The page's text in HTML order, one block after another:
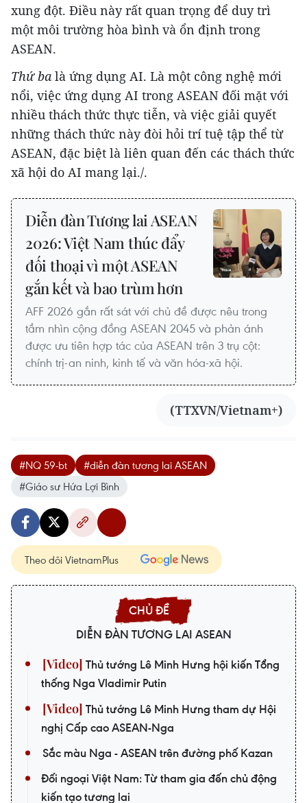
xung đột. Điều này rất quan trọng để duy trì
một môi trường hòa bình và ổn định trong
ASEAN.
Thứ balà ứng dụng AI. Là một công nghệ mới
nổi, việc ứng dụng AI trong ASEAN đối mặt với
nhiều thách thức thực tiễn, và việc giải quyết
những thách thức này đòi hỏi trí tuệ tập thể từ
ASEAN, đặc biệt là liên quan đến các thách thức
xã hội do AI mang lại./.
Diễn đàn Tương lai ASEAN
2026: Việt Nam thúc đẩy
đối thoại vì một ASEAN
gắn kết và bao trùm hơn
AFF 2026 gắn rất sát với chủ đề được nêu trong
tầm nhìn cộng đồng ASEAN 2045 và phản ánh
được ưu tiên hợp tác của ASEAN trên 3 trụ cột:
chính trị-an ninh, kinh tế và văn hóa-xã hội.
(TTXVN/Vietnam+)
#NQ 59-bt
#diễn đàn tương lai ASEAN
#Giáo sư Hứa Lợi Bình
Theo dõi VietnamPlus
DIỄN ĐÀN TƯƠNG LAI ASEAN
Thủ tướng Lê Minh Hưng hội kiến Tổng
thống Nga Vladimir Putin
Thủ tướng Lê Minh Hưng tham dự Hội
nghị Cấp cao ASEAN-Nga
Sắc màu Nga - ASEAN trên đường phố Kazan
Đối ngoại Việt Nam: Từ tham gia đến chủ động
kiến tạo tương lai